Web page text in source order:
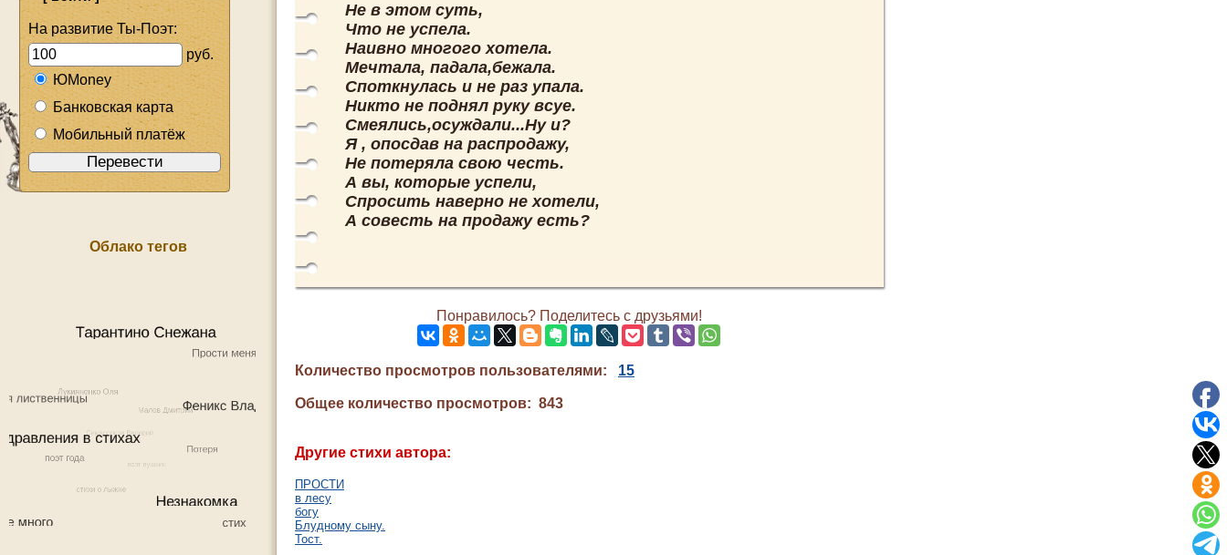
На развитие Ты-Поэт:
руб.
ЮMoney
Банковская карта
Мобильный платёж
Облако тегов
Не в этом суть,
Что не успела.
Наивно многого хотела.
Мечтала, падала,бежала.
Споткнулась и не раз упала.
Никто не поднял руку всуе.
Смеялись,осуждали...Ну и?
Я , опосдав на распродажу,
Не потеряла свою честь.
А вы, которые успели,
Спросить наверно не хотели,
А совесть на продажу есть?
Понравилось? Поделитесь с друзьями!
Количество просмотров пользователями: 15
Общее количество просмотров: 843
Другие стихи автора:
ПРОСТИ
в лесу
богу
Блудному сыну.
Тост.